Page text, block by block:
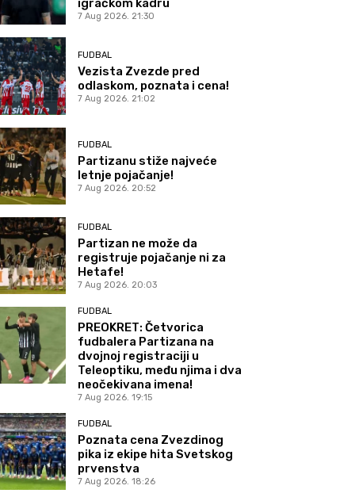
igračkom kadru
7 Aug 2026. 21:30
FUDBAL
Vezista Zvezde pred
odlaskom, poznata i cena!
7 Aug 2026. 21:02
FUDBAL
Partizanu stiže najveće
letnje pojačanje!
7 Aug 2026. 20:52
FUDBAL
Partizan ne može da
registruje pojačanje ni za
Hetafe!
7 Aug 2026. 20:03
FUDBAL
PREOKRET: Četvorica
fudbalera Partizana na
dvojnoj registraciji u
Teleoptiku, među njima i dva
neočekivana imena!
7 Aug 2026. 19:15
FUDBAL
Poznata cena Zvezdinog
pika iz ekipe hita Svetskog
prvenstva
7 Aug 2026. 18:26